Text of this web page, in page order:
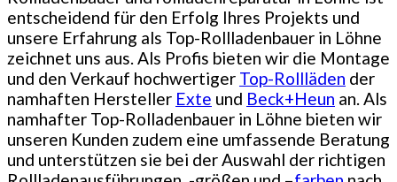
entscheidend für den Erfolg Ihres Projekts und
unsere Erfahrung als Top-Rollladenbauer in Löhne
zeichnet uns aus. Als Profis bieten wir die Montage
und den Verkauf hochwertiger Top-Rollläden der
namhaften Hersteller Exte und Beck+Heun an. Als
namhafter Top-Rolladenbauer in Löhne bieten wir
unseren Kunden zudem eine umfassende Beratung
und unterstützen sie bei der Auswahl der richtigen